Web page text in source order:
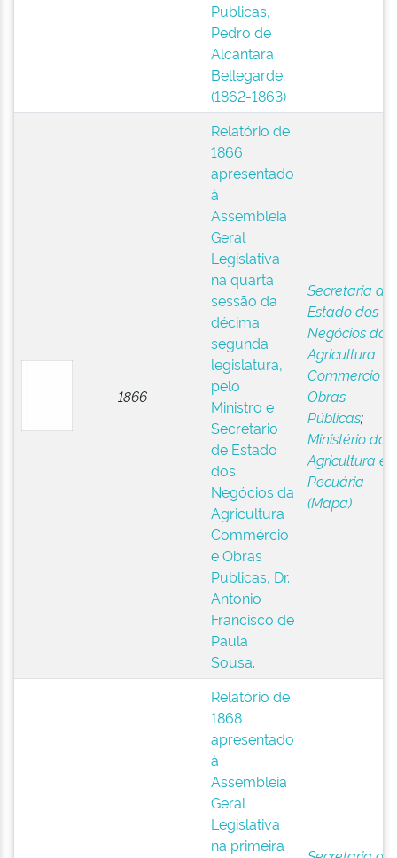
Publicas,
Pedro de
Alcantara
Bellegarde;
(1862-1863)
1866
Relatório de
1866
apresentado
à
Assembleia
Geral
Legislativa
na quarta
sessão da
décima
segunda
legislatura,
pelo
Ministro e
Secretario
de Estado
dos
Negócios da
Agricultura
Commércio
e Obras
Publicas, Dr.
Antonio
Francisco de
Paula
Sousa.
Secretaria de
Estado dos
Negócios da
Agricultura
Commercio e
Obras
Públicas;
Ministério da
Agricultura e
Pecuária
(Mapa)
Relatório de
1868
apresentado
à
Assembleia
Geral
Legislativa
na primeira